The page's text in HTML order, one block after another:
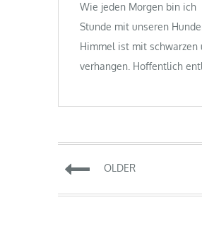
Wie jeden Morgen bin ich
Stunde mit unseren
Himmel ist mit schwarzen
verhangen. Hoffentlich
OLDER